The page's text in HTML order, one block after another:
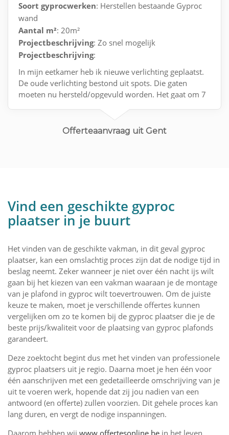
Soort gyprocwerken: Herstellen bestaande Gyproc
wand
Aantal m²: 20m²
Projectbeschrijving: Zo snel mogelijk
Projectbeschrijving:
In mijn eetkamer heb ik nieuwe verlichting geplaatst.
De oude verlichting bestond uit spots. Die gaten
moeten nu hersteld/opgevuld worden. Het gaat om 7
Offerteaanvraag uit Gent
Vind een geschikte gyproc
plaatser in je buurt
Het vinden van de geschikte vakman, in dit geval gyproc
plaatser, kan een omslachtig proces zijn dat de nodige tijd in
beslag neemt. Zeker wanneer je niet over één nacht ijs wilt
gaan bij het kiezen van een vakman waaraan je de montage
van je plafond in gyproc wilt toevertrouwen. Om de juiste
keuze te maken, moet je verschillende offertes kunnen
vergelijken om zo te komen bij de gyproc plaatser die je de
beste prijs/kwaliteit voor de plaatsing van gyproc plafonds
garandeert.
Deze zoektocht begint dus met het vinden van professionele
gyproc plaatsers uit je regio. Daarna moet je hen één voor
één aanschrijven met een gedetailleerde omschrijving van je
uit te voeren werk, hopende dat zij jou nadien van een
antwoord (en offerte) zullen voorzien. Dit gehele proces kan
lang duren, en vergt de nodige inspanningen.